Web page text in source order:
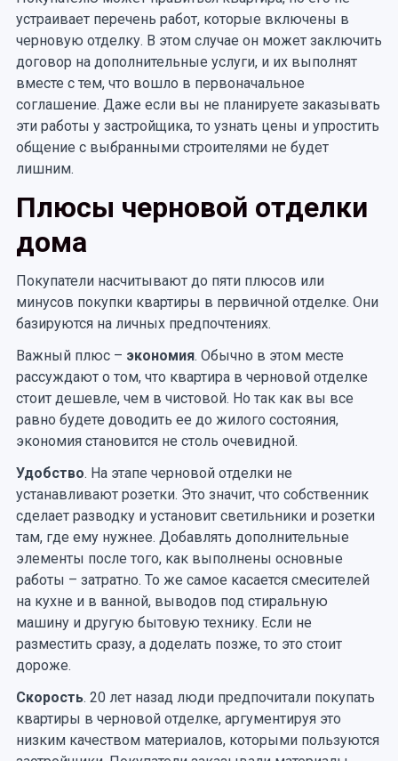
устраивает перечень работ, которые включены в
черновую отделку. В этом случае он может заключить
договор на дополнительные услуги, и их выполнят
вместе с тем, что вошло в первоначальное
соглашение. Даже если вы не планируете заказывать
эти работы у застройщика, то узнать цены и упростить
общение с выбранными строителями не будет
лишним.
Плюсы черновой отделки
дома
Покупатели насчитывают до пяти плюсов или
минусов покупки квартиры в первичной отделке. Они
базируются на личных предпочтениях.
Важный плюс – экономия. Обычно в этом месте
рассуждают о том, что квартира в черновой отделке
стоит дешевле, чем в чистовой. Но так как вы все
равно будете доводить ее до жилого состояния,
экономия становится не столь очевидной.
Удобство. На этапе черновой отделки не
устанавливают розетки. Это значит, что собственник
сделает разводку и установит светильники и розетки
там, где ему нужнее. Добавлять дополнительные
элементы после того, как выполнены основные
работы – затратно. То же самое касается смесителей
на кухне и в ванной, выводов под стиральную
машину и другую бытовую технику. Если не
разместить сразу, а доделать позже, то это стоит
дороже.
Скорость. 20 лет назад люди предпочитали покупать
квартиры в черновой отделке, аргументируя это
низким качеством материалов, которыми пользуются